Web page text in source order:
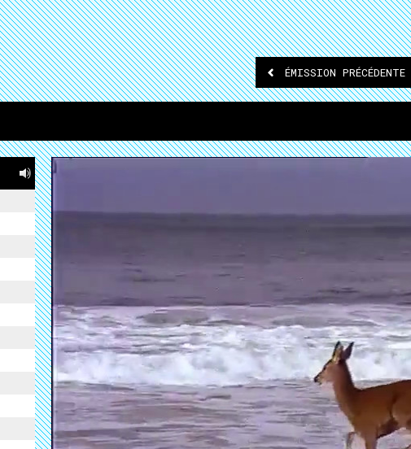
ÉMISSION PRÉCÉDENTE